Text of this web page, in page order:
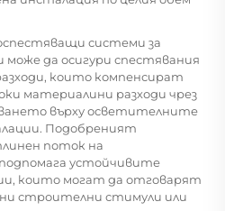
системи за
да осигури спестявания
които компенсират
материалини разходи чрез
върху осветителните
Подобреният
поток на
устойчивите
които могат да отговарят
строителни стимули или